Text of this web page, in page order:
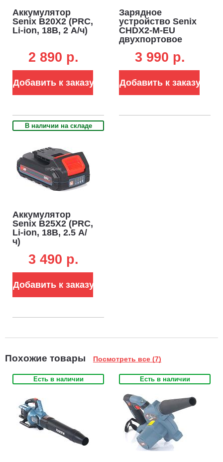
Аккумулятор
Senix B20X2 (PRC,
Li-ion, 18В, 2 А/ч)
2 890 p.
Добавить к заказу
Зарядное
устройство Senix
CHDX2-M-EU
двухпортовое
аккумуляторов
3 990 p.
Добавить к заказу
В наличии на складе
Аккумулятор
Senix B25X2 (PRC,
Li-ion, 18В, 2.5 А/
ч)
3 490 p.
Добавить к заказу
Похожие товары Посмотреть все (7)
Есть в наличии Есть в наличии